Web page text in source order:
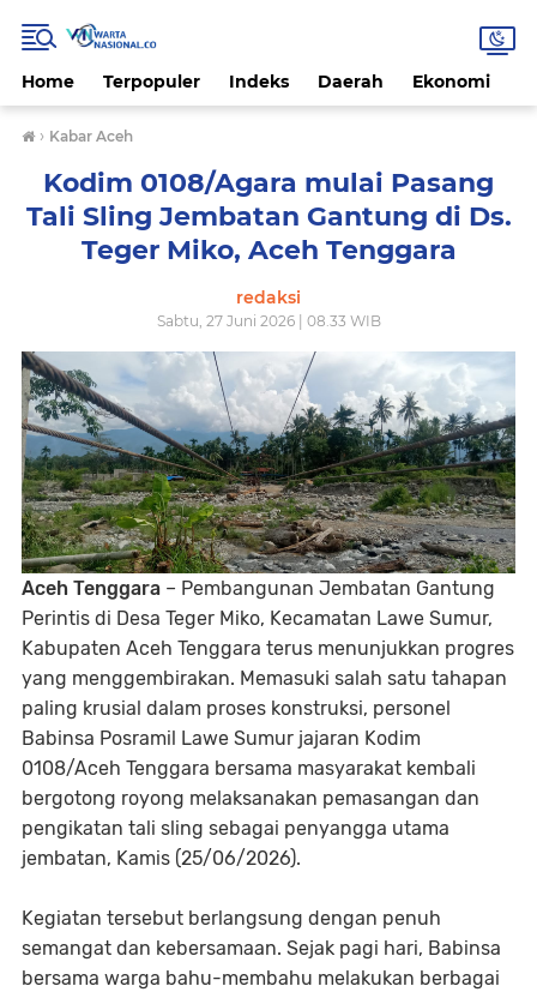
Home Terpopuler Indeks Daerah Ekonomi
› Kabar Aceh
Kodim 0108/Agara mulai Pasang
Tali Sling Jembatan Gantung di Ds.
Teger Miko, Aceh Tenggara
redaksi
Sabtu, 27 Juni 2026 | 08.33 WIB
Aceh Tenggara – Pembangunan Jembatan Gantung
Perintis di Desa Teger Miko, Kecamatan Lawe Sumur,
Kabupaten Aceh Tenggara terus menunjukkan progres
yang menggembirakan. Memasuki salah satu tahapan
paling krusial dalam proses konstruksi, personel
Babinsa Posramil Lawe Sumur jajaran Kodim
0108/Aceh Tenggara bersama masyarakat kembali
bergotong royong melaksanakan pemasangan dan
pengikatan tali sling sebagai penyangga utama
jembatan, Kamis (25/06/2026).
Kegiatan tersebut berlangsung dengan penuh
semangat dan kebersamaan. Sejak pagi hari, Babinsa
bersama warga bahu-membahu melakukan berbagai